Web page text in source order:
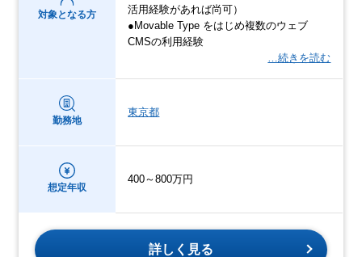
対象となる方
活用経験があれば尚可）
●Movable Type をはじめ複数のウェブ
CMSの利用経験
…続きを読む
勤務地
東京都
想定年収
400～800万円
詳しく見る